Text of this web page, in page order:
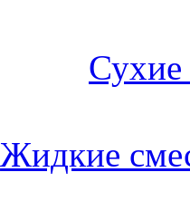
Сухие
Жидкие